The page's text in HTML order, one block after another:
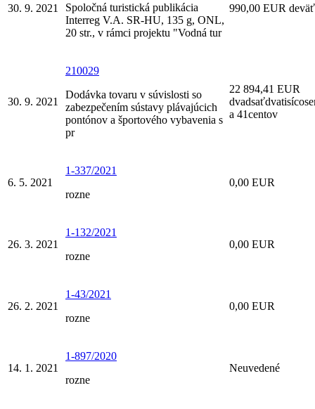
30. 9. 2021
Spoločná turistická publikácia
Interreg V.A. SR-HU, 135 g, ONL,
20 str., v rámci projektu "Vodná tur
990,00 EUR
30. 9. 2021
210029
Dodávka tovaru v súvislosti so
zabezpečením sústavy plávajúcich
pontónov a športového vybavenia s
pr
22 894,41 EUR
a 41centov
6. 5. 2021
1-337/2021
rozne
0,00 EUR
26. 3. 2021
1-132/2021
rozne
0,00 EUR
26. 2. 2021
1-43/2021
rozne
0,00 EUR
14. 1. 2021
1-897/2020
rozne
Neuvedené